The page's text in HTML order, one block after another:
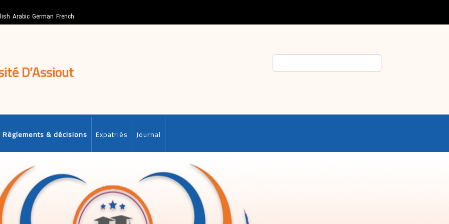
Arabic German French
D’Assiout
Règlements & décisions Expatriés Journal